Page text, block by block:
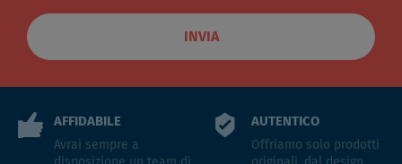
INVIA
AFFIDABILE
Avrai sempre a
AUTENTICO
Offriamo solo prodotti